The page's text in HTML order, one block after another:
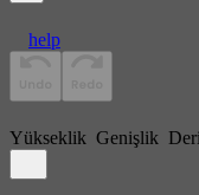
help
Yükseklik Genişlik